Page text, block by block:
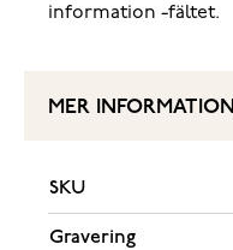
information -fältet.
MER INFORMATION
SKU
Gravering